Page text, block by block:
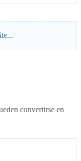
convertirse en